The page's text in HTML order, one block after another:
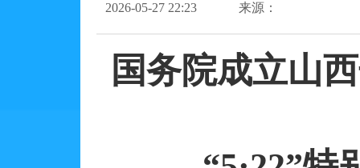
2026-05-27 22:23 来源：
国务院成立山